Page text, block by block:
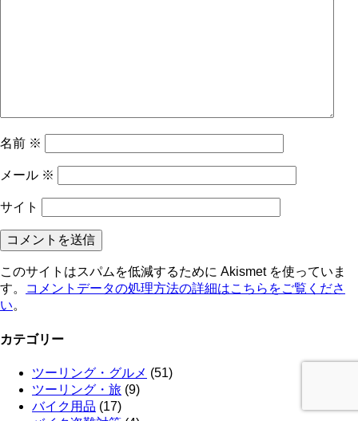
名前 ※
メール ※
サイト
このサイトはスパムを低減するために Akismet を使っていま
す。
コメントデータの処理方法の詳細はこちらをご覧くださ
い。
カテゴリー
ツーリング・グルメ (51)
ツーリング・旅 (9)
バイク用品 (17)